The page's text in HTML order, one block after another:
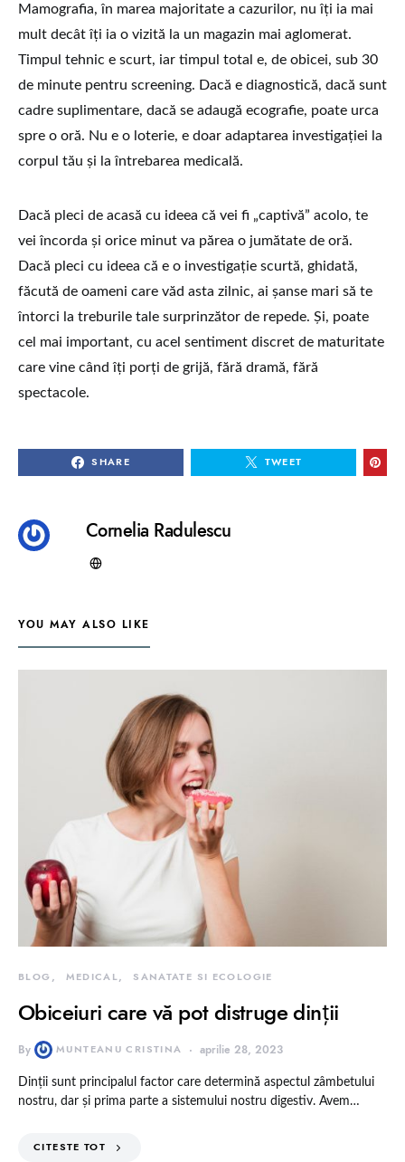
Mamografia, în marea majoritate a cazurilor, nu îți ia mai
mult decât îți ia o vizită la un magazin mai aglomerat.
Timpul tehnic e scurt, iar timpul total e, de obicei, sub 30
de minute pentru screening. Dacă e diagnostică, dacă sunt
cadre suplimentare, dacă se adaugă ecografie, poate urca
spre o oră. Nu e o loterie, e doar adaptarea investigației la
corpul tău și la întrebarea medicală.
Dacă pleci de acasă cu ideea că vei fi „captivă” acolo, te
vei încorda și orice minut va părea o jumătate de oră.
Dacă pleci cu ideea că e o investigație scurtă, ghidată,
făcută de oameni care văd asta zilnic, ai șanse mari să te
întorci la treburile tale surprinzător de repede. Și, poate
cel mai important, cu acel sentiment discret de maturitate
care vine când îți porți de grijă, fără dramă, fără
spectacole.
SHARE TWEET
Cornelia Radulescu
YOU MAY ALSO LIKE
BLOG MEDICAL SANATATE SI ECOLOGIE
Obiceiuri care vă pot distruge dinții
By MUNTEANU CRISTINA aprilie 28, 2023
Dinții sunt principalul factor care determină aspectul zâmbetului
nostru, dar și prima parte a sistemului nostru digestiv. Avem…
CITESTE TOT